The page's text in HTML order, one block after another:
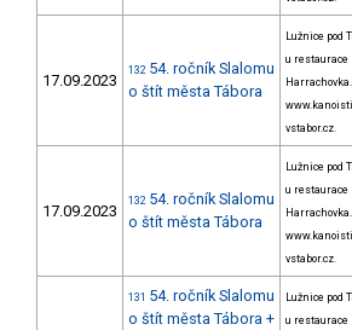
17.09.2023
132 54. ročník Slalomu
o štít města Tábora
Lužnice pod
u restaurace
vstabor.cz.
17.09.2023
132 54. ročník Slalomu
o štít města Tábora
Lužnice pod
u restaurace
vstabor.cz.
131 54. ročník Slalomu
o štít města Tábora +
Lužnice pod
u restaurace